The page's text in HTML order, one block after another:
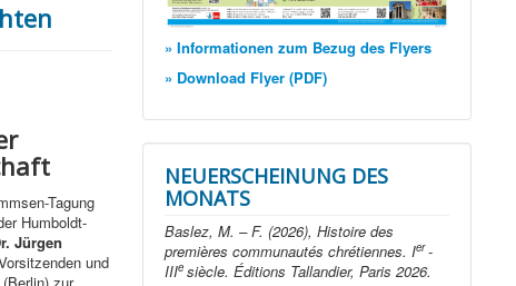
Tagung
Humboldt-
Jürgen
und
» Informationen zum Bezug des Flyers
» Download Flyer (PDF)
NEUERSCHEINUNG DES
MONATS
Baslez, M. – F. (2026), Histoire des
premières communautés chrétiennes. Ier-
IIIe siècle. Éditions Tallandier, Paris 2026.